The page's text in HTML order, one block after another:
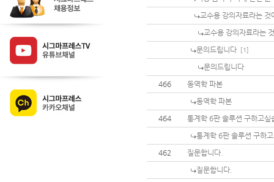
교수용 강의자료라는 것
교수용 강의자료라는
문의드립니다 [1]
문의드립니다
466
동역학 파본
동역학 파본
464
통계학 6판 솔루션 구하고싶
통계학 6판 솔루션 구하
462
질문합니다.
질문합니다.